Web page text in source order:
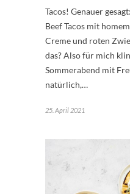
Tacos! Genauer
Beef Tacos mit
Creme und roten
das? Also für mich
Sommerabend mit
natürlich,…
25. April 2021